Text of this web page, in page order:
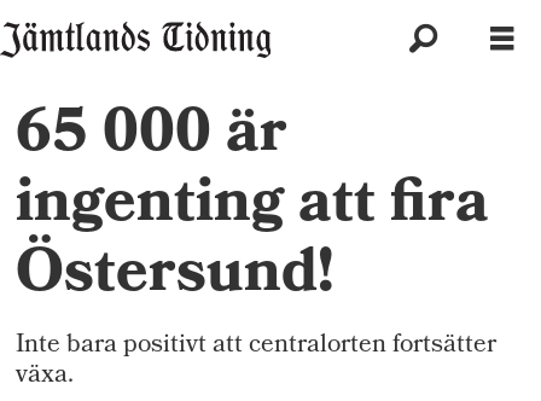
65 000 är
ingenting att fira
Östersund!
Inte bara positivt att centralorten fortsätter
växa.